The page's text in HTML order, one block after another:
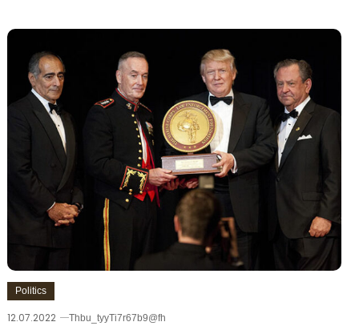
Politics
12.07.2022 Thbu_tyyTi7r67b9@fh